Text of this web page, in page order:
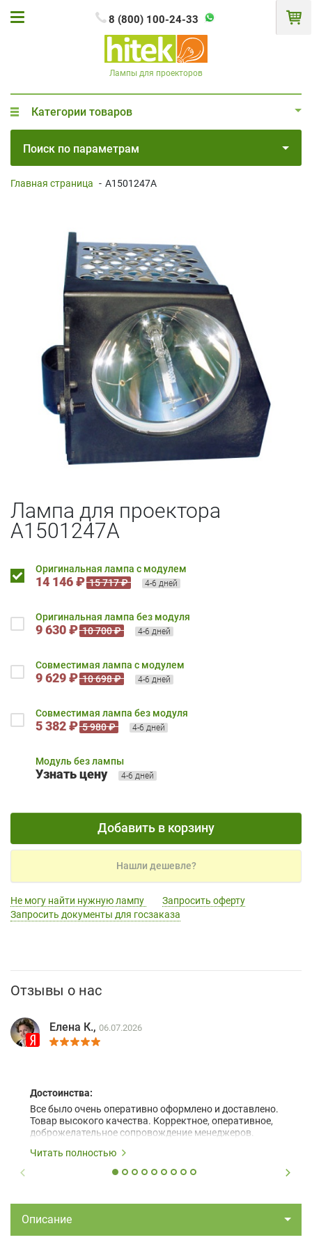
8 (800) 100-24-33
Лампы для проекторов
Категории товаров
Поиск по параметрам
Главная страница - A1501247A
Лампа для проектора
A1501247A
Оригинальная лампа с модулем
14 146 ₽ 15 717 ₽ 4-6 дней
Оригинальная лампа без модуля
9 630 ₽ 10 700 ₽ 4-6 дней
Совместимая лампа с модулем
9 629 ₽ 10 698 ₽ 4-6 дней
Совместимая лампа без модуля
5 382 ₽ 5 980 ₽ 4-6 дней
Модуль без лампы
Узнать цену 4-6 дней
Добавить в корзину
Нашли дешевле?
Не могу найти нужную лампу
Запросить оферту
Запросить документы для госзаказа
Отзывы о нас
Елена К., 06.07.2026
Достоинства:
Все было очень оперативно оформлено и доставлено.
Товар высокого качества. Корректное, оперативное,
доброжелательное сопровождение менеджеров.
Читать полностью
Описание